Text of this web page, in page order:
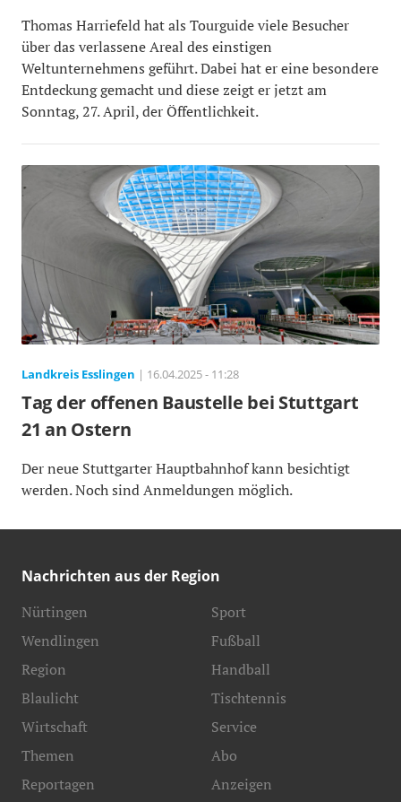
Thomas Harriefeld hat als Tourguide viele Besucher
über das verlassene Areal des einstigen
Weltunternehmens geführt. Dabei hat er eine besondere
Entdeckung gemacht und diese zeigt er jetzt am
Sonntag, 27. April, der Öffentlichkeit.
Landkreis Esslingen | 16.04.2025 - 11:28
Tag der offenen Baustelle bei Stuttgart
21 an Ostern
Der neue Stuttgarter Hauptbahnhof kann besichtigt
werden. Noch sind Anmeldungen möglich.
Nachrichten aus der Region
Nürtingen
Wendlingen
Region
Blaulicht
Sport
Fußball
Handball
Tischtennis
Wirtschaft
Themen
Reportagen
Service
Abo
Anzeigen